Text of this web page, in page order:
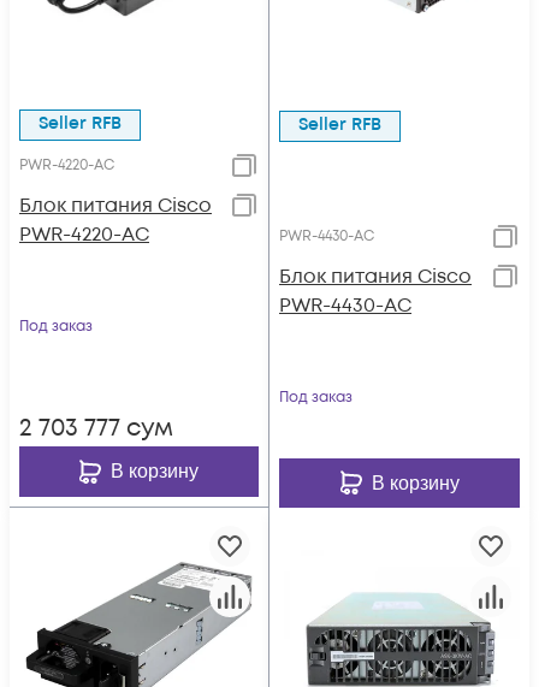
Seller RFB
PWR-4220-AC
Блок питания Cisco
PWR-4220-AC
Под заказ
2 703 777 сум
В корзину
Seller RFB
PWR-4430-AC
Блок питания Cisco
PWR-4430-AC
Под заказ
В корзину